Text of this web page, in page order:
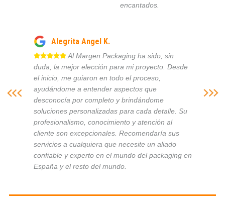
encantados.
Alegrita Angel K.
Al Margen Packaging ha sido, sin
duda, la mejor elección para mi proyecto. Desde
el inicio, me guiaron en todo el proceso,
ayudándome a entender aspectos que
desconocía por completo y brindándome
soluciones personalizadas para cada detalle. Su
profesionalismo, conocimiento y atención al
cliente son excepcionales. Recomendaría sus
servicios a cualquiera que necesite un aliado
confiable y experto en el mundo del packaging en
España y el resto del mundo.